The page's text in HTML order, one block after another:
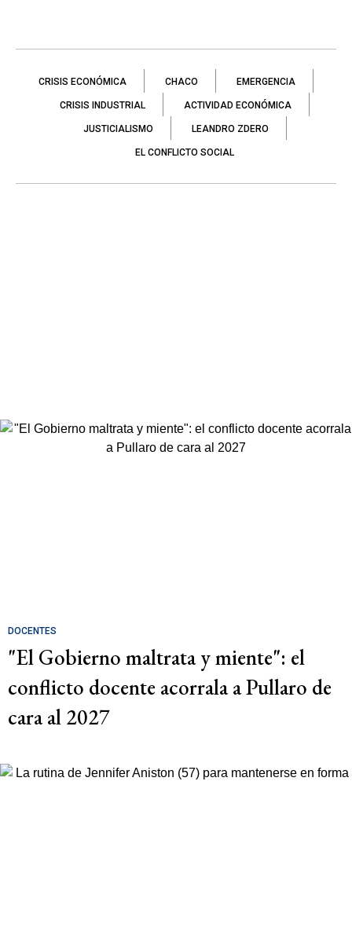
CRISIS ECONÓMICA CHACO EMERGENCIA
CRISIS INDUSTRIAL ACTIVIDAD ECONÓMICA
JUSTICIALISMO LEANDRO ZDERO
EL CONFLICTO SOCIAL
DOCENTES
"El Gobierno maltrata y miente": el
conflicto docente acorrala a Pullaro de
cara al 2027